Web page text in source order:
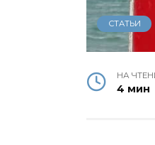
СТАТЬИ
НА
4 мин